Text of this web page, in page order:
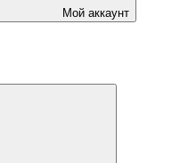
Мой аккаунт